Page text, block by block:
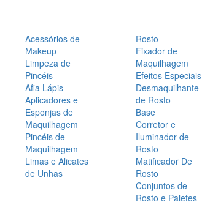
Acessórios de
Makeup
Limpeza de
Pincéis
Afia Lápis
Aplicadores e
Esponjas de
Maquilhagem
Pincéis de
Maquilhagem
Limas e Alicates
de Unhas
Rosto
Fixador de
Maquilhagem
Efeitos Especiais
Desmaquilhante
de Rosto
Base
Corretor e
Iluminador de
Rosto
Matificador De
Rosto
Conjuntos de
Rosto e Paletes